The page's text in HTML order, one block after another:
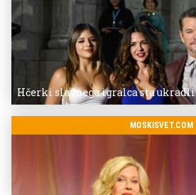
Hčerki slavnega igralca sta ukradli
MOSKISVET.COM